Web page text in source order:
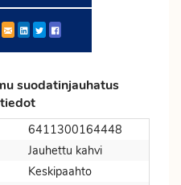
suodatinjauhatus
6411300164448
Jauhettu kahvi
Keskipaahto